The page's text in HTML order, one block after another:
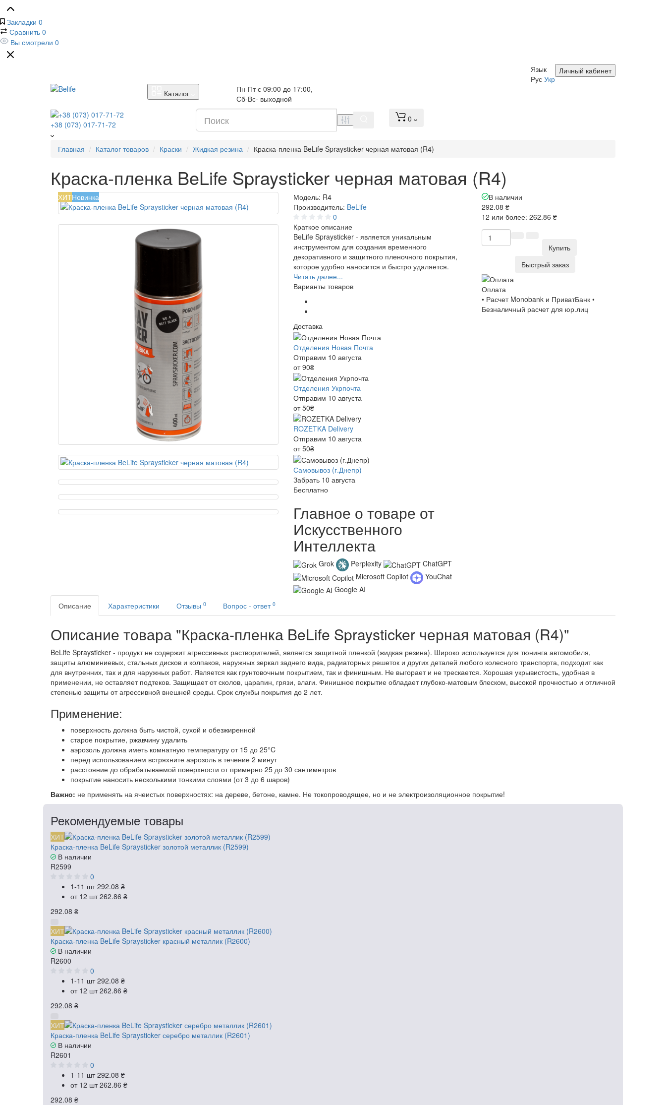
Закладки 0
Сравнить 0
Вы смотрели 0
Личный кабинет
Язык
Рус Укр
Каталог
Пн-Пт с 09:00 до 17:00,
Сб-Вс- выходной
+38 (073) 017-71-72
0
Главная Каталог товаров Краски Жидкая резина Краска-пленка BeLife Spraysticker черная матовая (R4)
Краска-пленка BeLife Spraysticker черная матовая (R4)
ХИТНовинка Модель: R4
Производитель: BeLife
0
Краткое описание
BeLife Spraysticker - является уникальным
инструментом для создания временного
декоративного и защитного пленочного покрытия,
которое удобно наносится и быстро удаляется.
Читать далее...
Варианты товаров
Доставка
Отделения Новая Почта
Отправим 10 августа
от 90₴
Отделения Укрпочта
Отправим 10 августа
от 50₴
ROZETKA Delivery
Отправим 10 августа
от 50₴
Самовывоз (г.Днепр)
Забрать 10 августа
Бесплатно
Главное о товаре от
Искусственного
Интеллекта
Grok Perplexity
ChatGPT
Microsoft Copilot
YouChat
Google AI
В наличии
292.08 ₴
12 или более: 262.86 ₴
Купить
Быстрый заказ
Оплата
• Расчет Monobank и ПриватБанк •
Безналичный расчет для юр.лиц
Описание Характеристики Отзывы 0 Вопрос - ответ 0
Описание товара "Краска-пленка BeLife Spraysticker черная матовая (R4)"
BeLife Spraysticker - продукт не содержит агрессивных растворителей, является защитной пленкой (жидкая резина). Широко используется для тюнинга автомобиля,
защиты алюминиевых, стальных дисков и колпаков, наружных зеркал заднего вида, радиаторных решеток и других деталей любого колесного транспорта, подходит как
для внутренних, так и для наружных работ. Является как грунтовочным покрытием, так и финишным. Не выгорает и не трескается. Хорошая укрывистость, удобная в
применении, не оставляет подтеков. Защищает от сколов, царапин, грязи, влаги. Финишное покрытие обладает глубоко-матовым блеском, высокой прочностью и отличной
степенью защиты от агрессивной внешней среды. Срок службы покрытия до 2 лет.
Применение:
поверхность должна быть чистой, сухой и обезжиренной
старое покрытие, ржавчину удалить
аэрозоль должна иметь комнатную температуру от 15 до 25°C
перед использованием встряхните аэрозоль в течение 2 минут
расстояние до обрабатываемой поверхности от примерно 25 до 30 сантиметров
покрытие наносить несколькими тонкими слоями (от 3 до 6 шаров)
Важно: не применять на ячеистых поверхностях: на дереве, бетоне, камне. Не токопроводящее, но и не электроизоляционное покрытие!
Рекомендуемые товары
ХИТ
Краска-пленка BeLife Spraysticker золотой металлик (R2599)
В наличии
R2599
0
1-11 шт292.08 ₴
от 12 шт262.86 ₴
292.08 ₴
ХИТ
Краска-пленка BeLife Spraysticker красный металлик (R2600)
В наличии
R2600
0
1-11 шт292.08 ₴
от 12 шт262.86 ₴
292.08 ₴
ХИТ
Краска-пленка BeLife Spraysticker серебро металлик (R2601)
В наличии
R2601
0
1-11 шт292.08 ₴
от 12 шт262.86 ₴
292.08 ₴